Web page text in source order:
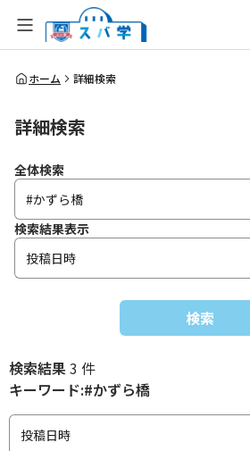
全体検索
ホーム 詳細検索
詳細検索
全体検索
検索結果表示
投稿日時
検索
検索結果3 件
キーワード:#かずら橋
投稿日時